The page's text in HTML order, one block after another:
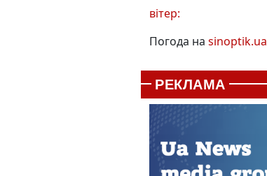
вітер:
Погода на sinoptik.ua
РЕКЛАМА